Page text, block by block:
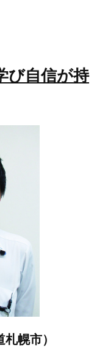
び自信が持
幌市）